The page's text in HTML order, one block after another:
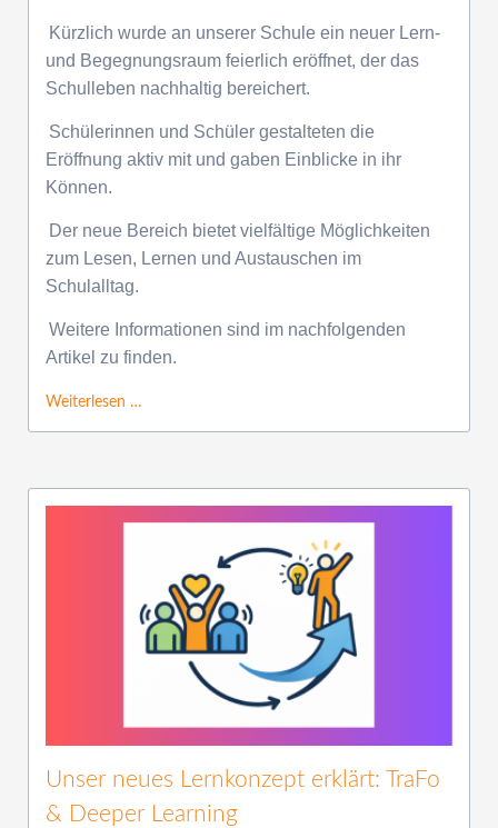
Kürzlich wurde an unserer Schule ein neuer Lern-
und Begegnungsraum feierlich eröffnet, der das
Schulleben nachhaltig bereichert.
Schülerinnen und Schüler gestalteten die
Eröffnung aktiv mit und gaben Einblicke in ihr
Können.
Der neue Bereich bietet vielfältige Möglichkeiten
zum Lesen, Lernen und Austauschen im
Schulalltag.
Weitere Informationen sind im nachfolgenden
Artikel zu finden.
Weiterlesen …
Unser neues Lernkonzept erklärt: TraFo
& Deeper Learning